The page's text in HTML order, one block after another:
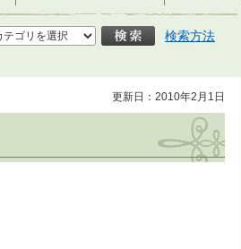
検索方法
更新日：2010年2月1日